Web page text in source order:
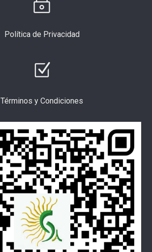
Política de Privacidad
Términos y Condiciones